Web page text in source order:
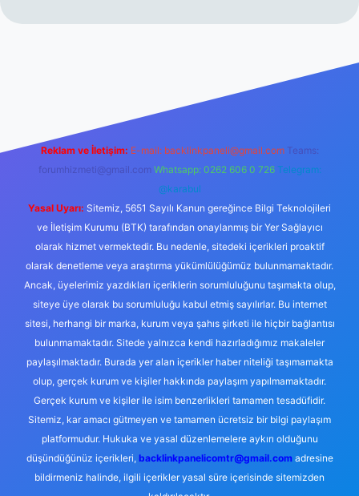
Reklam ve İletişim: E-mail: backlinkpaneli@gmail.com Teams:
forumhizmeti@gmail.com Whatsapp: 0262 606 0 726 Telegram:
@karabul
Yasal Uyarı: Sitemiz, 5651 Sayılı Kanun gereğince Bilgi Teknolojileri
ve İletişim Kurumu (BTK) tarafından onaylanmış bir Yer Sağlayıcı
olarak hizmet vermektedir. Bu nedenle, sitedeki içerikleri proaktif
olarak denetleme veya araştırma yükümlülüğümüz bulunmamaktadır.
Ancak, üyelerimiz yazdıkları içeriklerin sorumluluğunu taşımakta olup,
siteye üye olarak bu sorumluluğu kabul etmiş sayılırlar. Bu internet
sitesi, herhangi bir marka, kurum veya şahıs şirketi ile hiçbir bağlantısı
bulunmamaktadır. Sitede yalnızca kendi hazırladığımız makaleler
paylaşılmaktadır. Burada yer alan içerikler haber niteliği taşımamakta
olup, gerçek kurum ve kişiler hakkında paylaşım yapılmamaktadır.
Gerçek kurum ve kişiler ile isim benzerlikleri tamamen tesadüfidir.
Sitemiz, kar amacı gütmeyen ve tamamen ücretsiz bir bilgi paylaşım
platformudur. Hukuka ve yasal düzenlemelere aykırı olduğunu
düşündüğünüz içerikleri, backlinkpanelicomtr@gmail.comadresine
bildirmeniz halinde, ilgili içerikler yasal süre içerisinde sitemizden